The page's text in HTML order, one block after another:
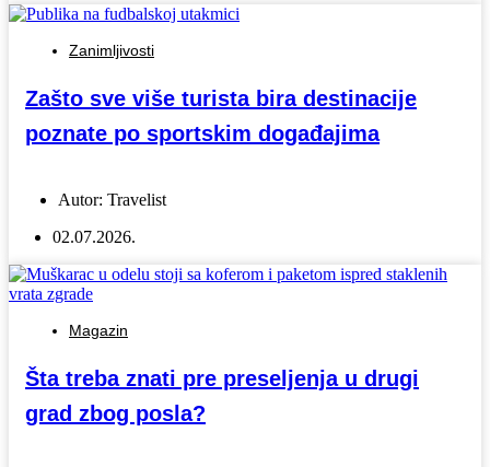
Zanimljivosti
Zašto sve više turista bira destinacije
poznate po sportskim događajima
Autor: Travelist
02.07.2026.
Magazin
Šta treba znati pre preseljenja u drugi
grad zbog posla?